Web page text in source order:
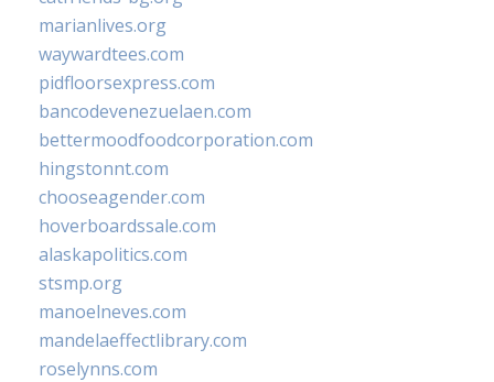
marianlives.org
waywardtees.com
pidfloorsexpress.com
bancodevenezuelaen.com
bettermoodfoodcorporation.com
hingstonnt.com
chooseagender.com
hoverboardssale.com
alaskapolitics.com
stsmp.org
manoelneves.com
mandelaeffectlibrary.com
roselynns.com